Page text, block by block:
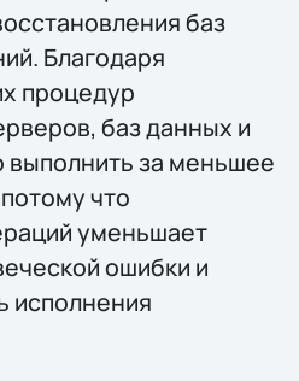
баз
Благодаря
процедур
баз данных и
за меньшее
что
уменьшает
ошибки и
исполнения